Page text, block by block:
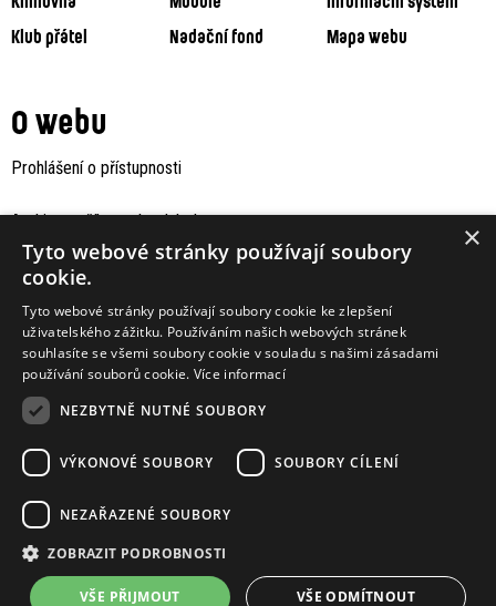
Klub přátel
Nadační fond Mapa webu
O webu
Prohlášení o přístupnosti
Archiv staršího webu Jaboku
Podporují nás
×
Tyto webové stránky používají soubory
cookie.
Tyto webové stránky používají soubory cookie ke zlepšení
uživatelského zážitku. Používáním našich webových stránek
souhlasíte se všemi soubory cookie v souladu s našimi zásadami
používání souborů cookie. Více informací
NEZBYTNĚ NUTNÉ SOUBORY
VÝKONOVÉ SOUBORY SOUBORY CÍLENÍ
NEZAŘAZENÉ SOUBORY
ZOBRAZIT PODROBNOSTI
VŠE PŘIJMOUT VŠE ODMÍTNOUT